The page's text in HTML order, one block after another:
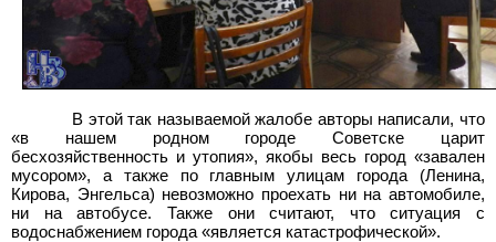
В этой так называемой жалобе авторы написали, что
«в нашем родном городе Советске царит
бесхозяйственность и утопия», якобы весь город «завален
мусором», а также по главным улицам города (Ленина,
Кирова, Энгельса) невозможно проехать ни на автомобиле,
ни на автобусе. Также они считают, что ситуация с
водоснабжением города «является катастрофической».